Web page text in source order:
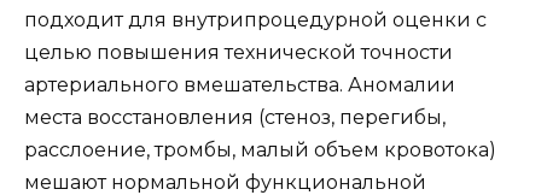
подходит для внутрипроцедурной оценки с
целью повышения технической точности
артериального вмешательства. Аномалии
места восстановления (стеноз, перегибы,
расслоение, тромбы, малый объем кровотока)
мешают нормальной функциональной